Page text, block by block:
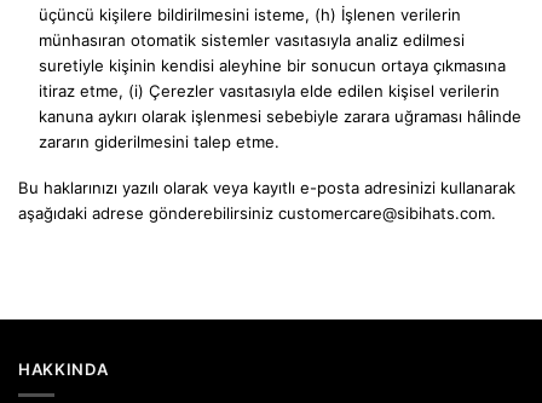
üçüncü kişilere bildirilmesini isteme, (h) İşlenen verilerin
münhasıran otomatik sistemler vasıtasıyla analiz edilmesi
suretiyle kişinin kendisi aleyhine bir sonucun ortaya çıkmasına
itiraz etme, (i) Çerezler vasıtasıyla elde edilen kişisel verilerin
kanuna aykırı olarak işlenmesi sebebiyle zarara uğraması hâlinde
zararın giderilmesini talep etme.
Bu haklarınızı yazılı olarak veya kayıtlı e-posta adresinizi kullanarak
aşağıdaki adrese gönderebilirsiniz customercare@sibihats.com.
HAKKINDA